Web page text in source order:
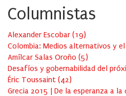
Columnistas
Alexander Escobar (19)
Colombia: Medios alternativos y el
Amílcar Salas Oroño (5)
Desafíos y gobernabilidad del
Éric Toussaint (42)
Grecia 2015 | De la esperanza a